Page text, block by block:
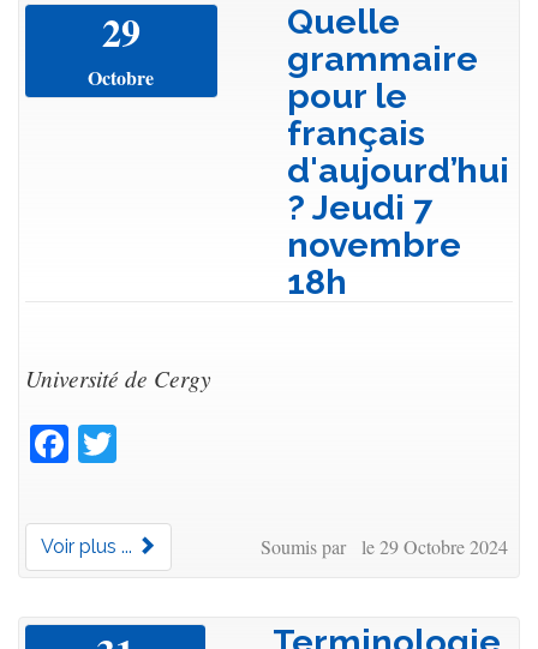
29
Octobre
Quelle
grammaire
pour le
français
d'aujourd’hui
? Jeudi 7
novembre
18h
Université de Cergy
Facebook
Voir plus ... Soumis par le 29 Octobre 2024